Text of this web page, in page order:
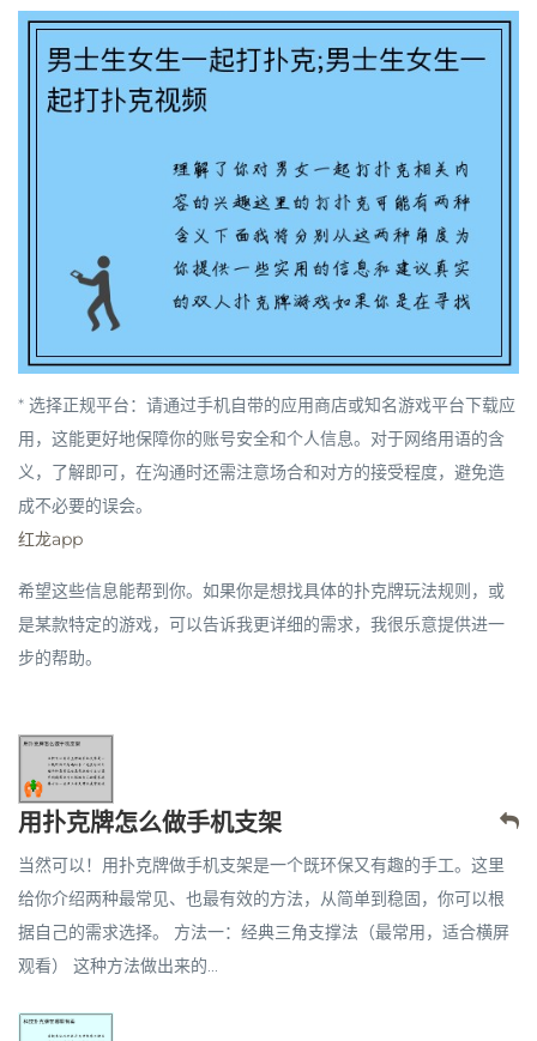
* 选择正规平台：请通过手机自带的应用商店或知名游戏平台下载应
用，这能更好地保障你的账号安全和个人信息。对于网络用语的含
义，了解即可，在沟通时还需注意场合和对方的接受程度，避免造
成不必要的误会。
红龙app
希望这些信息能帮到你。如果你是想找具体的扑克牌玩法规则，或
是某款特定的游戏，可以告诉我更详细的需求，我很乐意提供进一
步的帮助。
用扑克牌怎么做手机支架
当然可以！用扑克牌做手机支架是一个既环保又有趣的手工。这里
给你介绍两种最常见、也最有效的方法，从简单到稳固，你可以根
据自己的需求选择。 方法一：经典三角支撑法（最常用，适合横屏
观看） 这种方法做出来的...